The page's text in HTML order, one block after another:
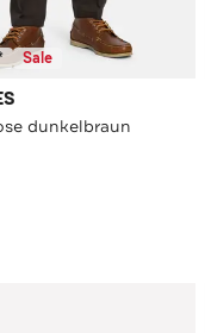
Sale
dunkelbraun